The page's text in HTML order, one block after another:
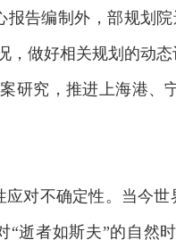
报告编制外，部规划
，做好相关规划的动
研究，推进上海港、
对不确定性。当今
“逝者如斯夫”的自然